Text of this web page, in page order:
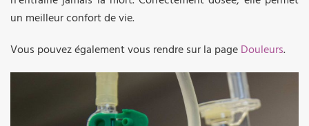
un meilleur confort de vie.
Vous pouvez également vous rendre sur la page Douleurs.